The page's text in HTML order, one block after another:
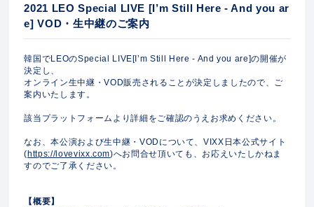
2021 LEO Special LIVE [I’m Still Here - And you ar
e] VOD・生中継のご案内
韓国でLEOのSpecial LIVE[I’m Still Here - And you are]の開催が
決定し、
オンライン生中継・VOD販売されることが決定しましたので、ご
案内いたします。
該当プラットフォームより詳細をご確認のうえお求めください。
なお、本公演および生中継・VODについて、VIXX日本公式サイト
(https://lovevixx.com)へお問合せ頂いても、お応えいたしかねま
すのでご了承ください。
【概要】